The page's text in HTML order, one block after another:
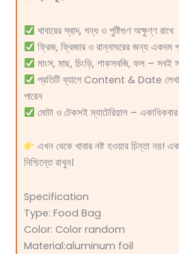
খাবারের স্বাদ, গন্ধ ও পুষ্টিগুণ অক্ষুণ্ণ রাখে
ফ্রিজ, ফ্রিজার ও রান্নাঘরের জন্য একদম
মাংস, মাছ, চিংড়ি, শাকসবজি, ফল – সবই
প্রতিটি ব্যাগে Content & Date লেখার
পারেন
মোটা ও টেকসই ম্যাটেরিয়াল –
এখন থেকে খাবার নষ্ট হওয়ার চিন্তা নয়!
নিশ্চিন্তে রাখুন।
Specification
Type: Food Bag
Color: Color random
Material:aluminum foil